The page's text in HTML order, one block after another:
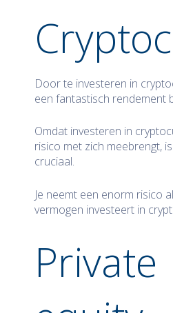
Door te investeren in
een fantastisch rendement
Omdat investeren in
risico met zich meebrengt,
cruciaal.
Je neemt een enorm risico
vermogen investeert in
Private